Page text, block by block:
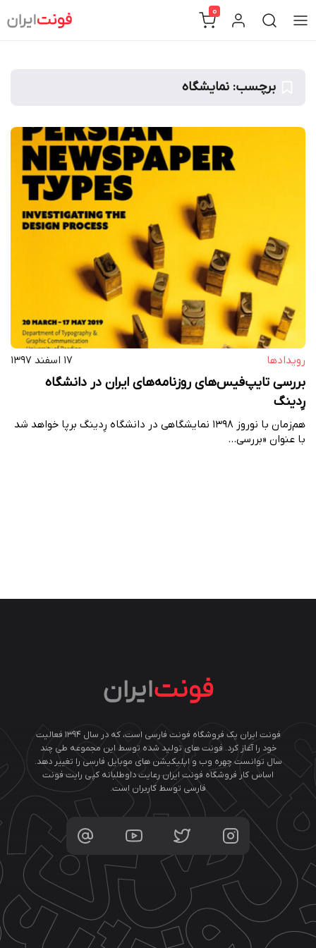
to
0
برچسب: نمایشگاه
رویداد‌ها ۱۷ اسفند ۱۳۹۷
بررسی تایپ‌فیس‌های روزنامه‌های ایران در دانشگاه
رِدینگ
هم‌زمان با نوروز ۱۳۹۸ نمایشگاهی در دانشگاه رِدینگ برپا خواهد شد
با عنوان «بررسی…
فونت ایران یک فروشگاه فونت فارسی است، که در سال ۱۳۹۴ فعالیت
خود را آغاز کرد. فونت های تولید شده توسط این مجموعه طی چند
سال توانست چهره وب و اپلیکیشن های موبایل فارسی را تغییر دهد.
اساس کار فروشگاه فونت ایران رعایت داوطلبانه کپی رایت فونت
فارسی توسط کاربران است.